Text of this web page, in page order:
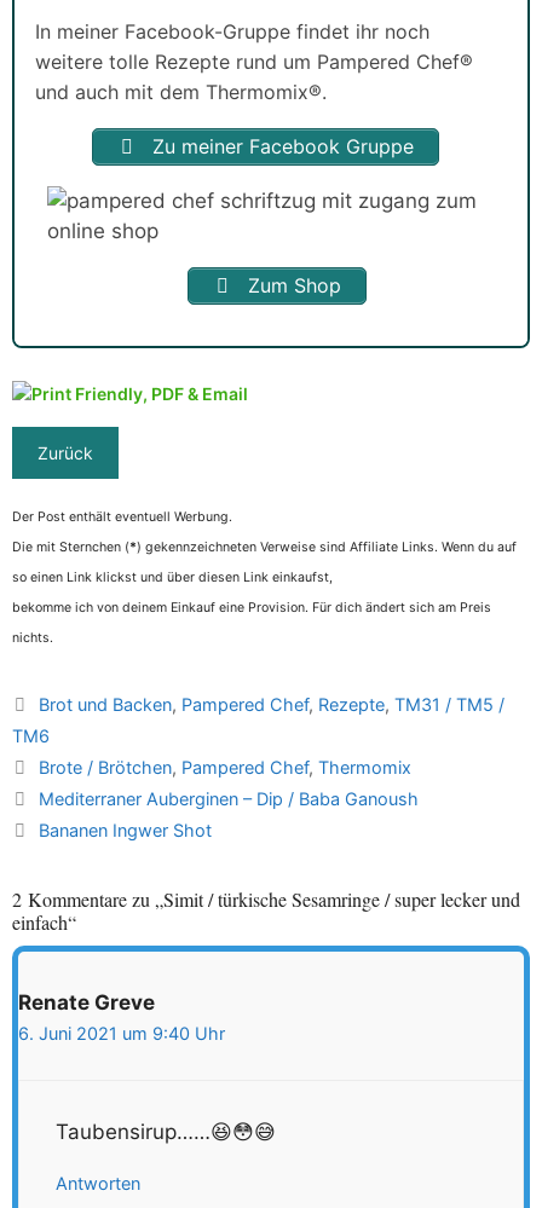
In meiner Facebook-Gruppe findet ihr noch
weitere tolle Rezepte rund um Pampered Chef®
und auch mit dem Thermomix®.
Zu meiner Facebook Gruppe
Zum Shop
Der Post enthält eventuell Werbung.
Die mit Sternchen (*) gekennzeichneten Verweise sind Affiliate Links. Wenn du auf
so einen Link klickst und über diesen Link einkaufst,
bekomme ich von deinem Einkauf eine Provision. Für dich ändert sich am Preis
nichts.
Kategorien
Brot und Backen, Pampered Chef, Rezepte, TM31 / TM5 /
TM6
Schlagwörter
Brote / Brötchen, Pampered Chef, Thermomix
Mediterraner Auberginen – Dip / Baba Ganoush
Bananen Ingwer Shot
2 Kommentare zu „Simit / türkische Sesamringe / super lecker und
einfach“
Renate Greve
6. Juni 2021 um 9:40 Uhr
Taubensirup……😆😳😅
Antworten